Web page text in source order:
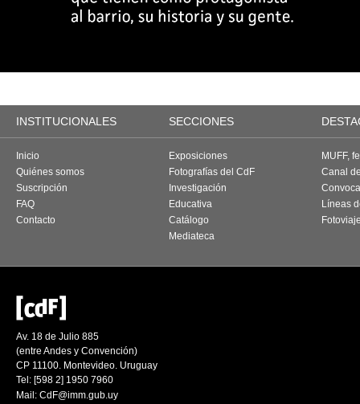
INSTITUCIONALES SECCIONES
Inicio
Quiénes somos
Suscripción
FAQ
Contacto
Exposiciones
Fotografías del CdF
Investigación
Educativa
Catálogo
Mediateca
MUFF,
Canal
Líneas
Av. 18 de Julio 885
(entre Andes y Convención)
CP 11100. Montevideo. Uruguay
Tel: [598 2] 1950 7960
Mail: CdF@imm.gub.uy